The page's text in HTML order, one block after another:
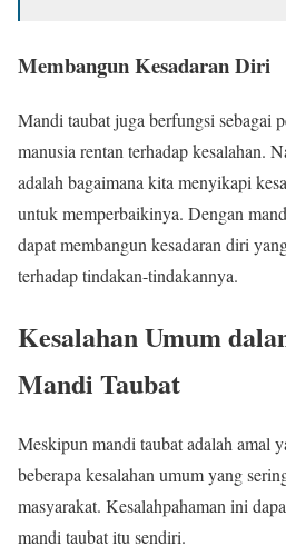
Membangun Kesadaran Diri
Mandi taubat juga berfungsi sebagai
manusia rentan terhadap kesalahan.
adalah bagaimana kita menyikapi
untuk memperbaikinya. Dengan
dapat membangun kesadaran diri
terhadap tindakan-tindakannya.
Kesalahan Umum
Mandi Taubat
Meskipun mandi taubat adalah amal
beberapa kesalahan umum yang
masyarakat. Kesalahpahaman ini
mandi taubat itu sendiri.